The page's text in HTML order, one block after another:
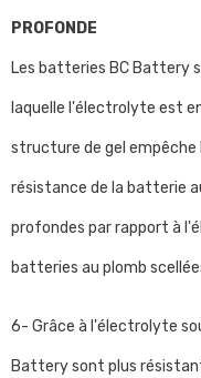
PROFONDE
Les batteries BC Battery
laquelle l'électrolyte est
structure de gel
résistance de la batterie
profondes par rapport à
batteries au plomb
6- Grâce à l'électrolyte
Battery sont plus